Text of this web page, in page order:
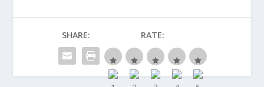
SHARE: RATE: